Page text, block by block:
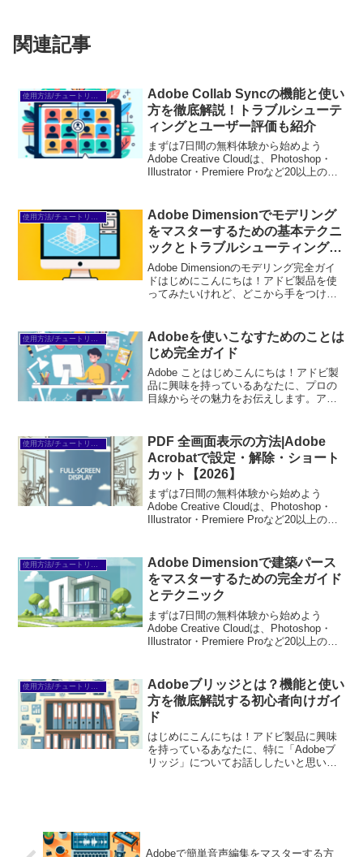
関連記事
使用方法/チュートリアル
Adobe Collab Syncの機能と使い
方を徹底解説！トラブルシューテ
ィングとユーザー評価も紹介
まずは7日間の無料体験から始めよう
Adobe Creative Cloudは、Photoshop・
Illustrator・Premiere Proなど20以上のア
→※...
使用方法/チュートリアル
Adobe Dimensionでモデリング
をマスターするための基本テクニ
ックとトラブルシューティングガ
イド
Adobe Dimensionのモデリング完全ガイ
ドはじめにこんにちは！アドビ製品を使
ってみたいけれど、どこから手をつけれ
関する完全ガイドをお届けします。...
Adobeを使いこなすためのことは
じめ完全ガイド
Adobe ことはじめこんにちは！アドビ製
品に興味を持っているあなたに、プロの
目線からその魅力をお伝えします。アド
初心者でも使いやすいものがたくさんあ
ります。この記事で...
使用方法/チュートリアル
PDF 全画面表示の方法|Adobe
Acrobatで設定・解除・ショート
カット【2026】
まずは7日間の無料体験から始めよう
Adobe Creative Cloudは、Photoshop・
Illustrator・Premiere Proなど20以上のア
→※...
使用方法/チュートリアル
Adobe Dimensionで建築パース
をマスターするための完全ガイド
とテクニック
まずは7日間の無料体験から始めよう
Adobe Creative Cloudは、Photoshop・
Illustrator・Premiere Proなど20以上のア
→※...
Adobeブリッジとは？機能と使い
方を徹底解説する初心者向けガイ
ド
はじめにこんにちは！アドビ製品に興味
を持っているあなたに、特に「Adobeブ
リッジ」についてお話ししたいと思いま
Adobeで簡単音声編集をマスターする方